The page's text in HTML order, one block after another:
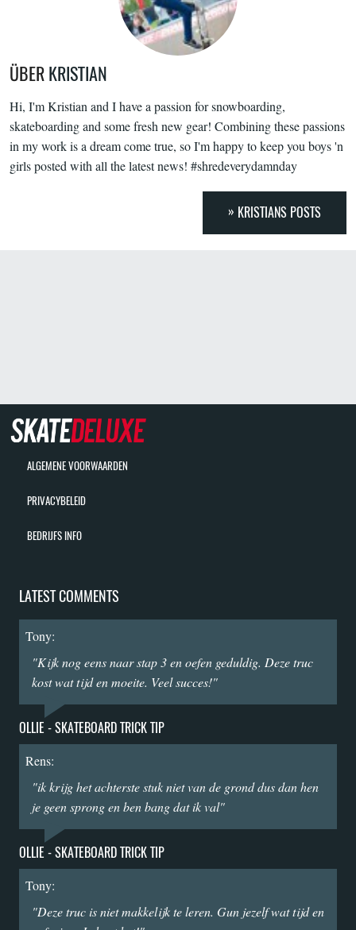
ÜBER KRISTIAN
Hi, I'm Kristian and I have a passion for snowboarding,
skateboarding and some fresh new gear! Combining these passions
in my work is a dream come true, so I'm happy to keep you boys 'n
girls posted with all the latest news! #shredeverydamnday
KRISTIANS POSTS
ALGEMENE VOORWAARDEN
PRIVACYBELEID
BEDRIJFS INFO
LATEST COMMENTS
Tony:
"Kijk nog eens naar stap 3 en oefen geduldig. Deze truc
kost wat tijd en moeite. Veel succes!"
OLLIE - SKATEBOARD TRICK TIP
Rens:
"ik krijg het achterste stuk niet van de grond dus dan hen
je geen sprong en ben bang dat ik val"
OLLIE - SKATEBOARD TRICK TIP
Tony:
"Deze truc is niet makkelijk te leren. Gun jezelf wat tijd en